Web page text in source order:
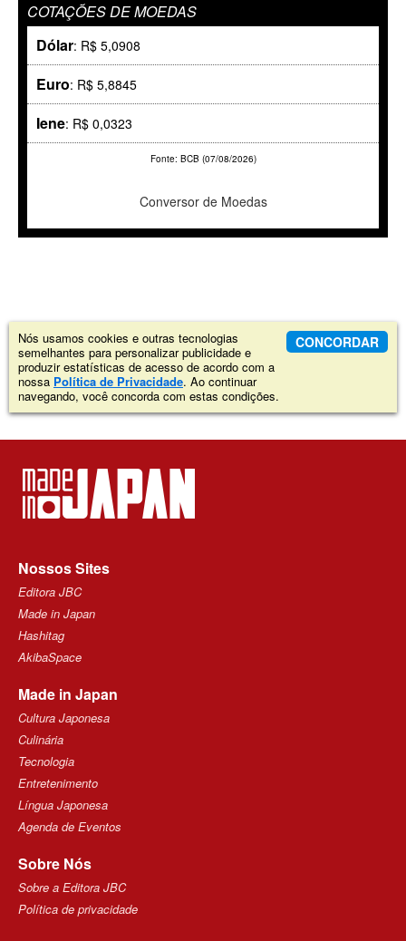
COTAÇÕES DE MOEDAS
Dólar: R$ 5,0908
Euro: R$ 5,8845
Iene: R$ 0,0323
Fonte: BCB (07/08/2026)
Conversor de Moedas
Nós usamos cookies e outras tecnologias
semelhantes para personalizar publicidade e
produzir estatísticas de acesso de acordo com a
nossa Política de Privacidade. Ao continuar
navegando, você concorda com estas condições.
CONCORDAR
Nossos Sites
Editora JBC
Made in Japan
Hashitag
AkibaSpace
Made in Japan
Cultura Japonesa
Culinária
Tecnologia
Entretenimento
Língua Japonesa
Agenda de Eventos
Sobre Nós
Sobre a Editora JBC
Política de privacidade